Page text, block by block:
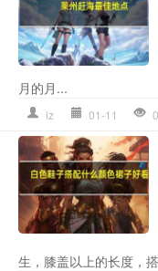
月的月...
lz 01-11 0
生，膝盖以上的长度，